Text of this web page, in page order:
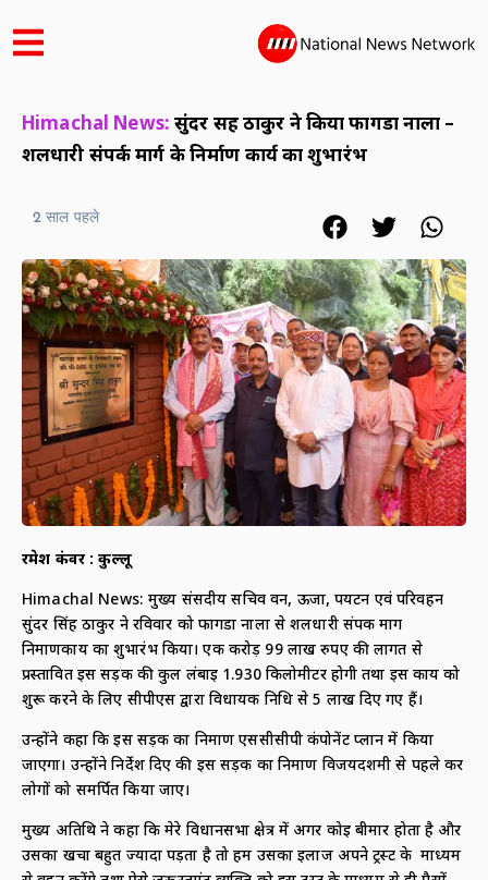
Himachal News: सुंदर सिंह ठाकुर ने किया फागडा नाला –
शलधारी संपर्क मार्ग के निर्माण कार्य का शुभारंभ
2 साल पहले
रमेश कंवर : कुल्लू
Himachal News: मुख्य संसदीय सचिव वन, ऊर्जा, पर्यटन एवं परिवहन
सुंदर सिंह ठाकुर ने रविवार को फागडा नाला से शलधारी संपर्क मार्ग
निर्माणकार्य का शुभारंभ किया। एक करोड़ 99 लाख रुपए की लागत से
प्रस्तावित इस सड़क की कुल लंबाई 1.930 किलोमीटर होगी तथा इस कार्य को
शुरू करने के लिए सीपीएस द्वारा विधायक निधि से 5 लाख दिए गए हैं।
उन्होंने कहा कि इस सड़क का निर्माण एससीसीपी कंपोनेंट प्लान में किया
जाएगा। उन्होंने निर्देश दिए की इस सड़क का निर्माण विजयदशमी से पहले कर
लोगों को समर्पित किया जाए।
मुख्य अतिथि ने कहा कि मेरे विधानसभा क्षेत्र में अगर कोई बीमार होता है और
उसका खर्चा बहुत ज्यादा पड़ता है तो हम उसका इलाज अपने ट्रस्ट के माध्यम